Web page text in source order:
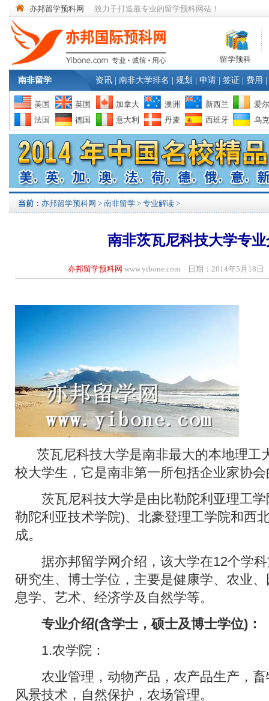
亦邦留学预科网 致力于打造最专业的留学预科网站！
留学预科
南非留学 资讯 南非大学排名 规划 申请 签证 费用
美国 英国 加拿大 澳洲 新西兰
爱
法国
德国 意大利 丹麦 西班牙 乌
当前： 亦邦留学预科网 > 南非留学 > 专业解读 >
南非茨瓦尼科技大学专
亦邦留学预科网 www.yibone.com 日期：2014年5月18
茨瓦尼科技大学是南非最大的本地理工
校大学生，它是南非第一所包括企业家协
茨瓦尼科技大学是由比勒陀利亚理工学
勒陀利亚技术学院)、北豪登理工学院和西
成。
据亦邦留学网介绍，该大学在12个学科
研究生、博士学位，主要是健康学、农业
息学、艺术、经济学及自然学等。
专业介绍(含学士，硕士及博士学位)：
1.农学院：
农业管理，动物产品，农产品生产，畜
风景技术，自然保护，农场管理。